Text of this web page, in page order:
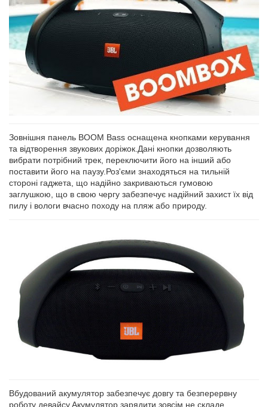
Зовнішня панель BOOM Bass оснащена кнопками керування
та відтворення звукових доріжок.Дані кнопки дозволяють
вибрати потрібний трек, переключити його на інший або
поставити його на паузу.Роз'єми знаходяться на тильній
стороні гаджета, що надійно закриваються гумовою
заглушкою, що в свою чергу забезпечує надійний захист їх від
пилу і вологи вчасно походу на пляж або природу.
Вбудований акумулятор забезпечує довгу та безперервну
роботу девайсу.Акумулятор зарядити зовсім не складе